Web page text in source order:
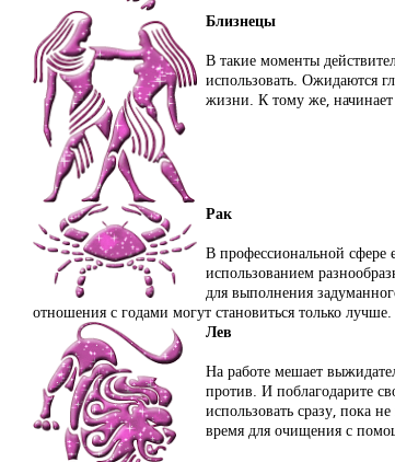
Близнецы
В такие моменты
использовать. Ожидаются
жизни. К тому же, начинает
Рак
В профессиональной сфере
использованием
для выполнения
отношения с годами могут становиться только лучше.
Лев
На работе мешает
против. И поблагодарите
использовать сразу, пока
время для очищения с